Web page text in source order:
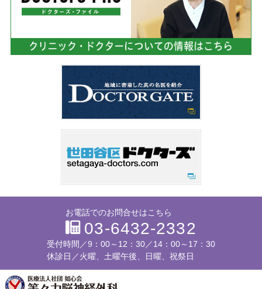
お電話でのお問合せはこちら
03-6432-2332
受付時間／9：00～12：30／14：00～17：30
休診日／火曜、土曜午後、日曜、祝祭日